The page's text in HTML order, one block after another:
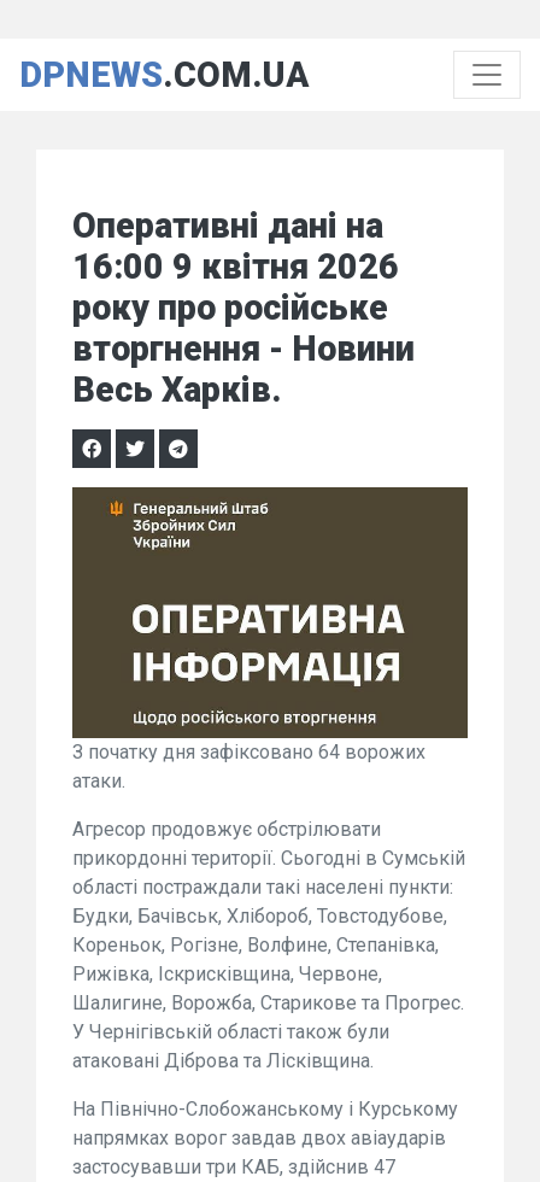
DPNEWS.COM.UA
Оперативні дані на
16:00 9 квітня 2026
року про російське
вторгнення - Новини
Весь Харків.
З початку дня зафіксовано 64 ворожих
атаки.
Агресор продовжує обстрілювати
прикордонні території. Сьогодні в Сумській
області постраждали такі населені пункти:
Будки, Бачівськ, Хлібороб, Товстодубове,
Кореньок, Рогізне, Волфине, Степанівка,
Рижівка, Іскрисківщина, Червоне,
Шалигине, Ворожба, Старикове та Прогрес.
У Чернігівській області також були
атаковані Діброва та Лісківщина.
На Північно-Слобожанському і Курському
напрямках ворог завдав двох авіаударів
застосувавши три КАБ, здійснив 47